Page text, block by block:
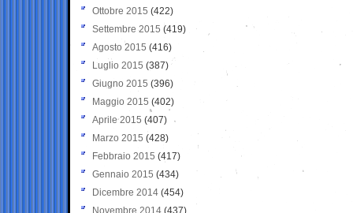
Ottobre 2015 (422)
Settembre 2015 (419)
Agosto 2015 (416)
Luglio 2015 (387)
Giugno 2015 (396)
Maggio 2015 (402)
Aprile 2015 (407)
Marzo 2015 (428)
Febbraio 2015 (417)
Gennaio 2015 (434)
Dicembre 2014 (454)
Novembre 2014 (437)